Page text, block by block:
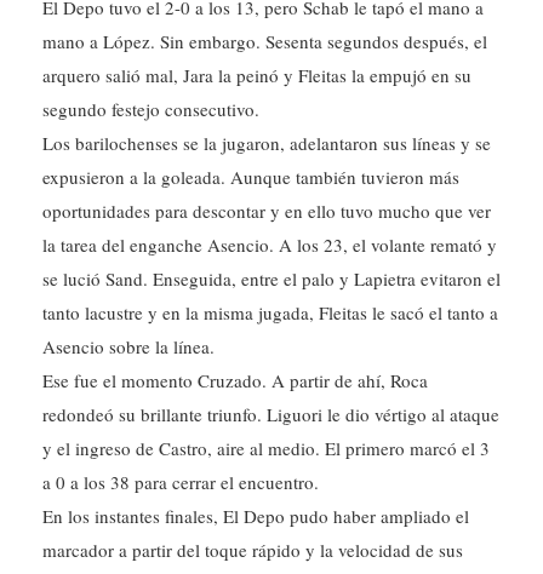
mano a López. Sin embargo. Sesenta segundos después, el
arquero salió mal, Jara la peinó y Fleitas la empujó en su
segundo festejo consecutivo.
Los barilochenses se la jugaron, adelantaron sus líneas y se
expusieron a la goleada. Aunque también tuvieron más
oportunidades para descontar y en ello tuvo mucho que ver
la tarea del enganche Asencio. A los 23, el volante remató y
se lució Sand. Enseguida, entre el palo y Lapietra evitaron el
tanto lacustre y en la misma jugada, Fleitas le sacó el tanto a
Asencio sobre la línea.
Ese fue el momento Cruzado. A partir de ahí, Roca
redondeó su brillante triunfo. Liguori le dio vértigo al ataque
y el ingreso de Castro, aire al medio. El primero marcó el 3
a 0 a los 38 para cerrar el encuentro.
En los instantes finales, El Depo pudo haber ampliado el
marcador a partir del toque rápido y la velocidad de sus
delanteros. El pitazo final de Spinella encontró al Maiolino